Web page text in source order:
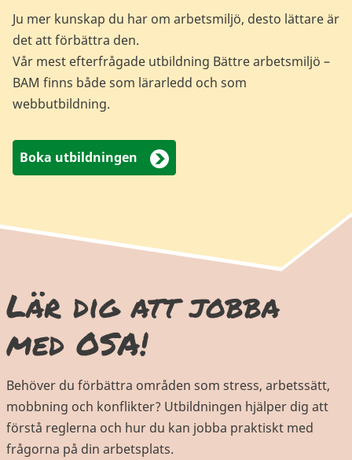
Ju mer kunskap du har om arbetsmiljö, desto lättare är
det att förbättra den.
Vår mest efterfrågade utbildning Bättre arbetsmiljö –
BAM finns både som lärarledd och som
webbutbildning.
Boka utbildningen
Lär dig att jobba
med OSA!
Behöver du förbättra områden som stress, arbetssätt,
mobbning och konflikter? Utbildningen hjälper dig att
förstå reglerna och hur du kan jobba praktiskt med
frågorna på din arbetsplats.